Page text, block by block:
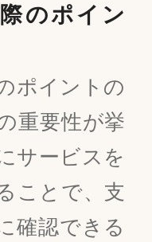
のポイン
ポイントの
重要性が挙
サービスを
ことで、支
確認できる